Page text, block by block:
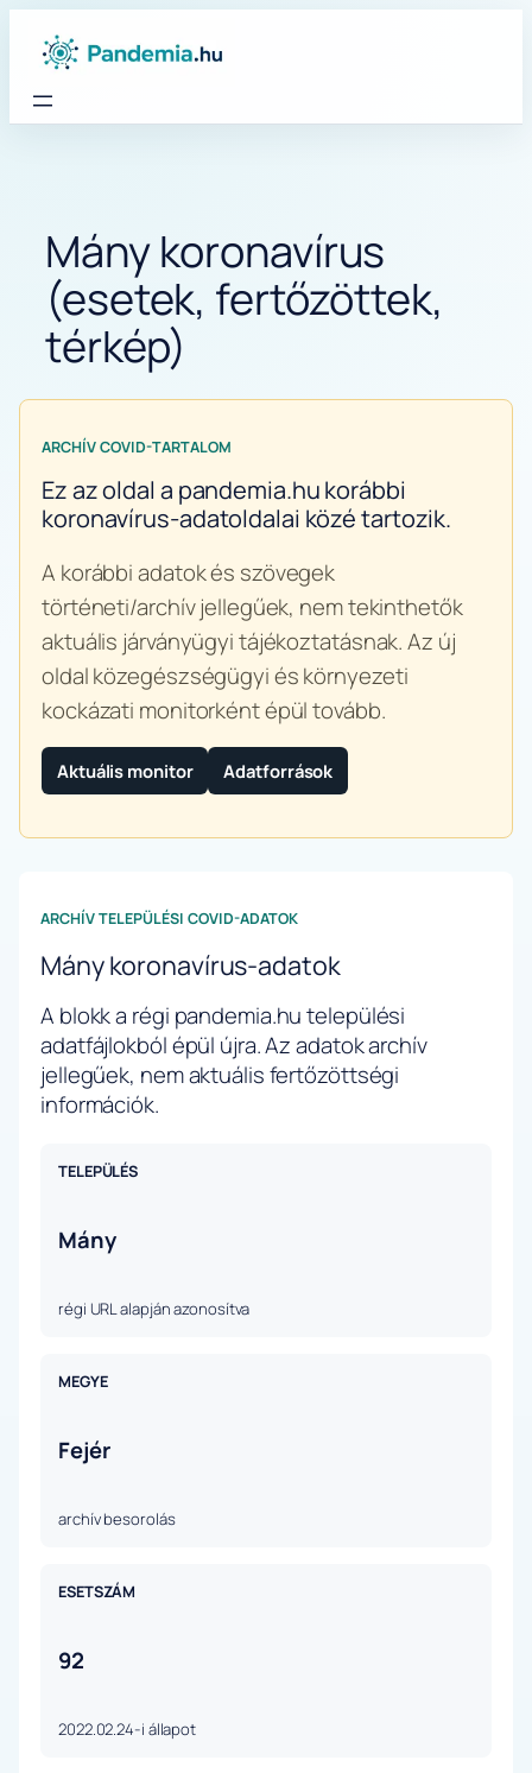
Mány koronavírus
(esetek, fertőzöttek,
térkép)
ARCHÍV COVID-TARTALOM
Ez az oldal a pandemia.hu korábbi
koronavírus-adatoldalai közé tartozik.
A korábbi adatok és szövegek
történeti/archív jellegűek, nem tekinthetők
aktuális járványügyi tájékoztatásnak. Az új
oldal közegészségügyi és környezeti
kockázati monitorként épül tovább.
Aktuális monitor Adatforrások
ARCHÍV TELEPÜLÉSI COVID-ADATOK
Mány koronavírus-adatok
A blokk a régi pandemia.hu települési
adatfájlokból épül újra. Az adatok archív
jellegűek, nem aktuális fertőzöttségi
információk.
TELEPÜLÉS
Mány
régi URL alapján azonosítva
MEGYE
Fejér
archív besorolás
ESETSZÁM
92
2022.02.24-i állapot